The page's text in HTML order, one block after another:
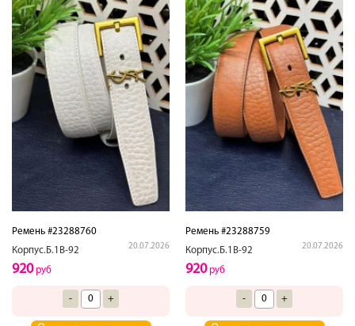
Ремень #23288760
Корпус.Б.1В-92
20.07.2026
920руб
- +
Ремень #23288759
Корпус.Б.1В-92
20.07.2026
920руб
- +